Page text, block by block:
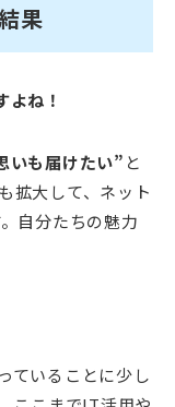
果
ね！
いも届けたい” と
拡大して、ネット
自分たちの魅力
ていることに少し